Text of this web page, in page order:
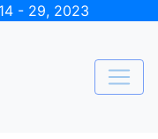
- 29, 2023